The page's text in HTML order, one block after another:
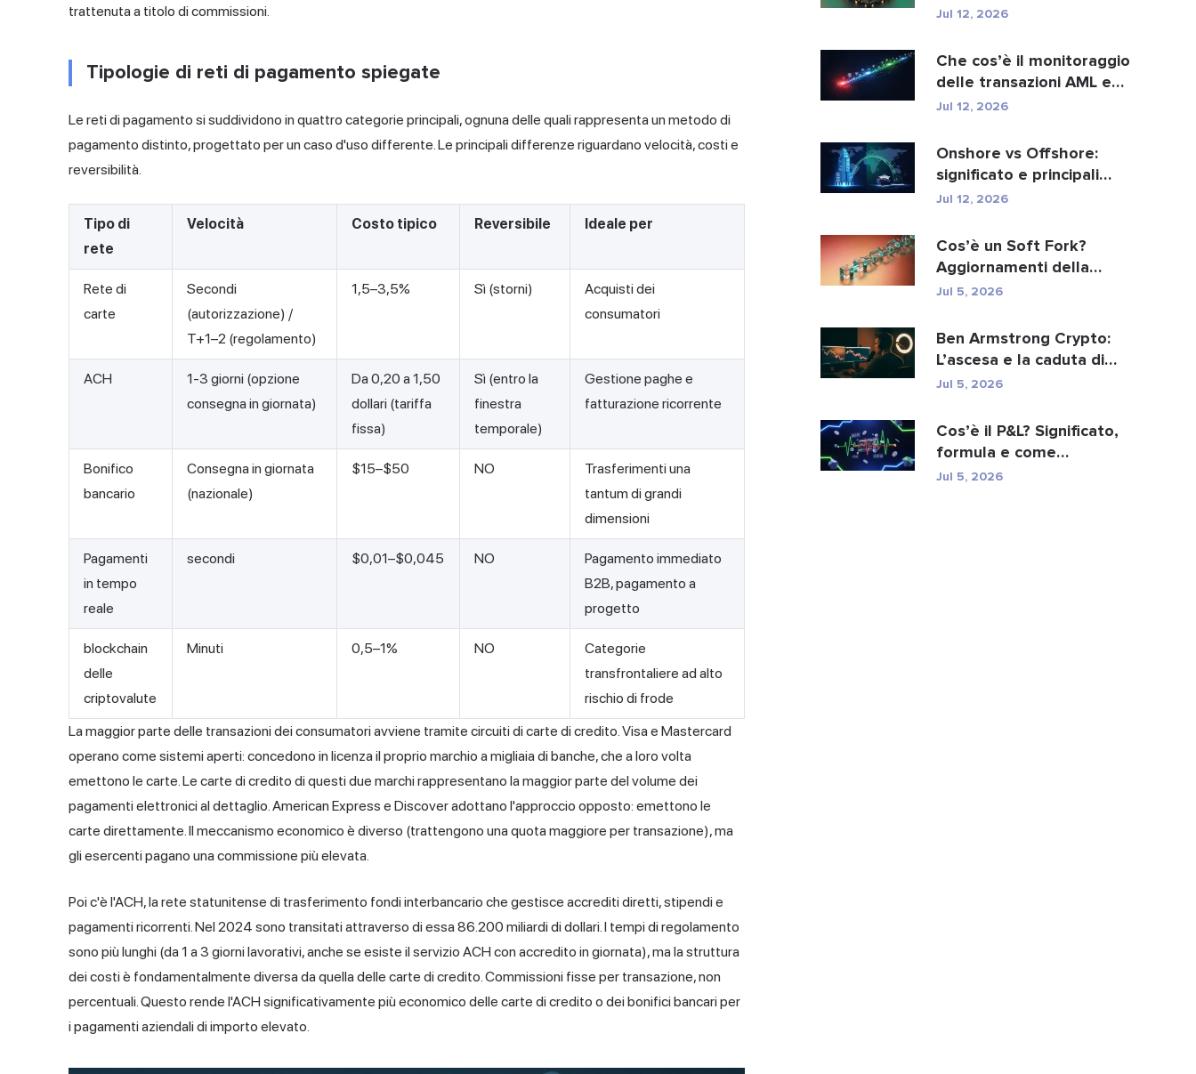
trattenuta a titolo di commissioni.
Tipologie di reti di pagamento spiegate
Le reti di pagamento si suddividono in quattro categorie principali, ognuna delle quali rappresenta un metodo di
pagamento distinto, progettato per un caso d'uso differente. Le principali differenze riguardano velocità, costi e
reversibilità.
Tipo di
rete
Velocità Costo tipico Reversibile Ideale per
Rete di
carte
Secondi
(autorizzazione) /
T+1–2 (regolamento)
1,5–3,5% Sì (storni)
Acquisti dei
consumatori
ACH
1-3 giorni (opzione
consegna in giornata)
Da 0,20 a 1,50
dollari (tariffa
fissa)
Sì (entro la
finestra
temporale)
Gestione paghe e
fatturazione ricorrente
Bonifico
bancario
Consegna in giornata
(nazionale)
$15–$50 NO
Trasferimenti una
tantum di grandi
dimensioni
Pagamenti
in tempo
reale
secondi $0,01–$0,045 NO
Pagamento immediato
B2B, pagamento a
progetto
blockchain
delle
criptovalute
Minuti 0,5–1% NO
Categorie
transfrontaliere ad alto
rischio di frode
La maggior parte delle transazionidei consumatori avviene tramite circuiti di carte di credito. Visa e Mastercard
operano come sistemi aperti: concedono in licenza il proprio marchio a migliaia di banche, che a loro volta
emettono le carte. Le carte di credito di questi due marchi rappresentano la maggior parte del volume dei
pagamenti elettronici al dettaglio. American Express e Discover adottano l'approccio opposto: emettono le
carte direttamente. Il meccanismo economico è diverso (trattengono una quota maggiore per transazione), ma
gli esercenti pagano una commissione più elevata.
Poi c'è l'ACH, la rete statunitense di trasferimento fondi interbancario che gestisce accrediti diretti, stipendi e
pagamenti ricorrenti. Nel 2024 sono transitati attraverso di essa 86.200 miliardi di dollari. I tempi di regolamento
sono più lunghi (da 1 a 3 giorni lavorativi, anche se esiste il servizio ACH con accredito in giornata), ma la struttura
dei costi è fondamentalmente diversa da quella delle carte di credito. Commissioni fisse per transazione, non
percentuali. Questo rende l'ACH significativamente più economico delle carte di credito o dei bonifici bancari per
i pagamenti aziendali di importo elevato.
come individuano i r...
Jul 12, 2026
Che cos’è il monitoraggio
delle transazioni AML e
come funziona?
Jul 12, 2026
Onshore vs Offshore:
significato e principali
differenze spiegate
Jul 12, 2026
Cos’è un Soft Fork?
Aggiornamenti della
blockchain spiegati
Jul 5, 2026
Ben Armstrong Crypto:
L’ascesa e la caduta di
BitBoy
Jul 5, 2026
Cos’è il P&L? Significato,
formula e come
calcolarlo.
Jul 5, 2026